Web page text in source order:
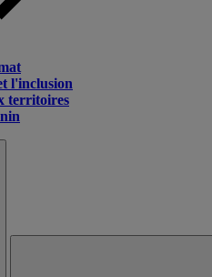
l'inclusion
territoires